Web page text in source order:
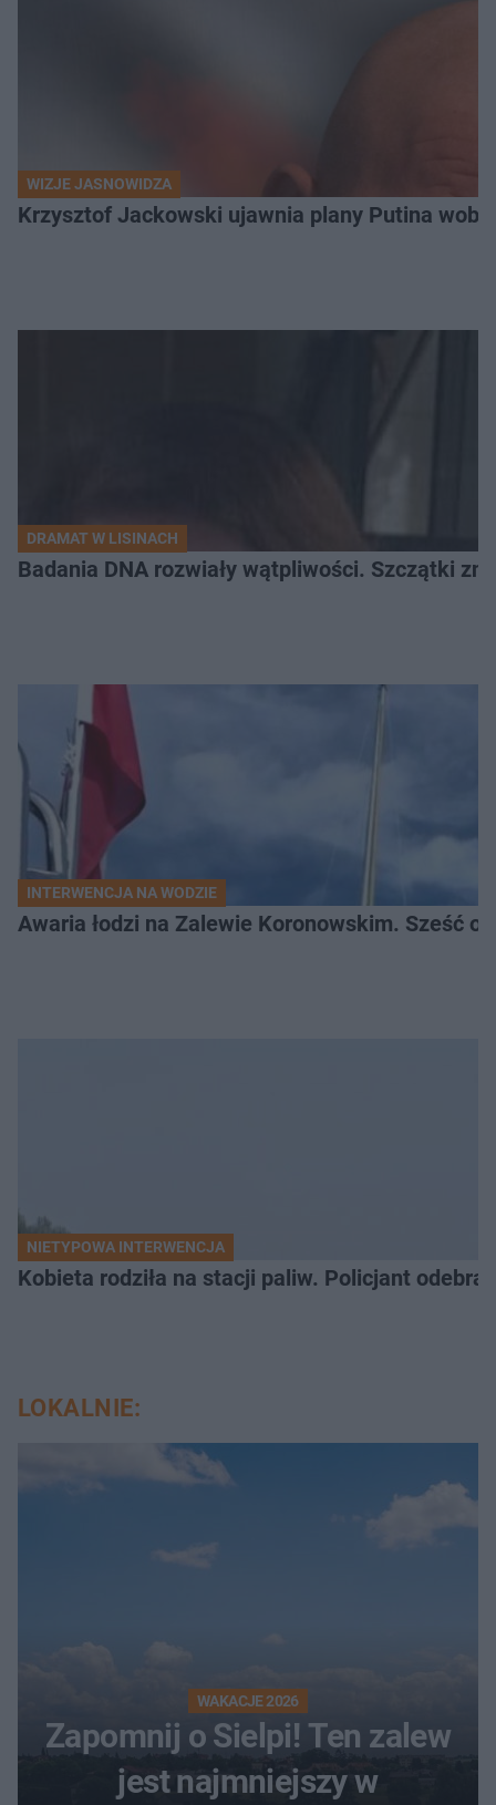
WIZJE JASNOWIDZA
Krzysztof Jackowski ujawnia plany Putina
DRAMAT W LISINACH
Badania DNA rozwiały wątpliwości. Szczątki
INTERWENCJA NA WODZIE
Awaria łodzi na Zalewie Koronowskim. Sześć
NIETYPOWA INTERWENCJA
Kobieta rodziła na stacji paliw. Policjant
LOKALNIE:
WAKACJE 2026
Zapomnij o Sielpi! Ten zalew
jest najmniejszy w